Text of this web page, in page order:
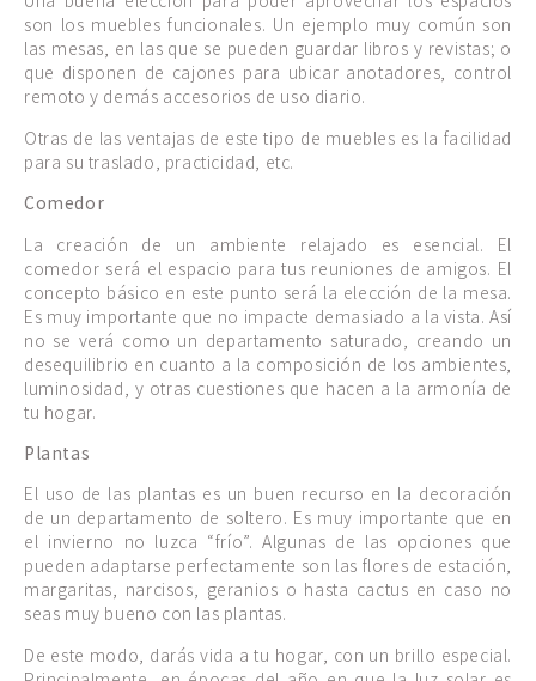
son los muebles funcionales. Un ejemplo muy común son
las mesas, en las que se pueden guardar libros y revistas; o
que disponen de cajones para ubicar anotadores, control
remoto y demás accesorios de uso diario.
Otras de las ventajas de este tipo de muebles es la facilidad
para su traslado, practicidad, etc.
Comedor
La creación de un ambiente relajado es esencial. El
comedor será el espacio para tus reuniones de amigos. El
concepto básico en este punto será la elección de la mesa.
Es muy importante que no impacte demasiado a la vista. Así
no se verá como un departamento saturado, creando un
desequilibrio en cuanto a la composición de los ambientes,
luminosidad, y otras cuestiones que hacen a la armonía de
tu hogar.
Plantas
El uso de las plantas es un buen recurso en la decoración
de un departamento de soltero. Es muy importante que en
el invierno no luzca “frío”. Algunas de las opciones que
pueden adaptarse perfectamente son las flores de estación,
margaritas, narcisos, geranios o hasta cactus en caso no
seas muy bueno con las plantas.
De este modo, darás vida a tu hogar, con un brillo especial.